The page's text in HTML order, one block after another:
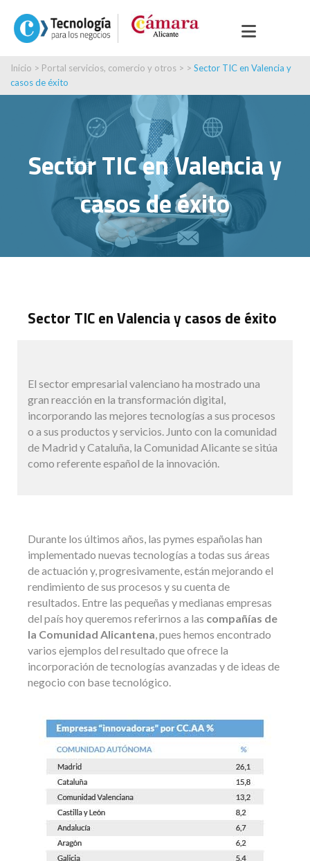
Inicio > Portal servicios, comercio y otros > > Sector TIC en Valencia y
casos de éxito
Sector TIC en Valencia y
casos de éxito
Sector TIC en Valencia y casos de éxito
El sector empresarial valenciano ha mostrado una
gran reacción en la transformación digital,
incorporando las mejores tecnologías a sus procesos
o a sus productos y servicios. Junto con la comunidad
de Madrid y Cataluña, la Comunidad Alicante se sitúa
como referente español de la innovación.
Durante los últimos años, las pymes españolas han
implementado nuevas tecnologías a todas sus áreas
de actuación y, progresivamente, están mejorando el
rendimiento de sus procesos y su cuenta de
resultados. Entre las pequeñas y medianas empresas
del país hoy queremos referirnos a las compañías de
la Comunidad Alicantena, pues hemos encontrado
varios ejemplos del resultado que ofrece la
incorporación de tecnologías avanzadas y de ideas de
negocio con base tecnológico.